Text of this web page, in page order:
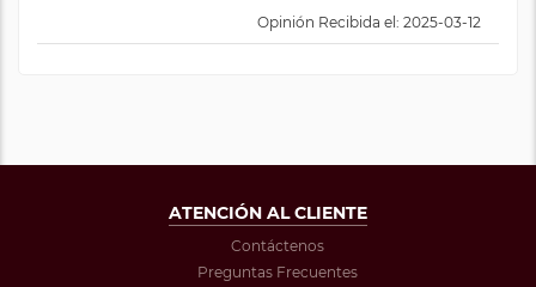
Opinión Recibida el: 2025-03-12
ATENCIÓN AL CLIENTE
Contáctenos
Preguntas Frecuentes